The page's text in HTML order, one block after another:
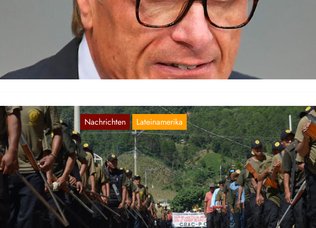
Aug. 4, 2026
Das Bekanntwerden von Drogenjunkies im Bundestag kommt immer
wieder vor. Volker Beck, ein Bundestagsabgeordneter der Grünen,
mit Crystal Meth…
Nachrichten Lateinamerika
Mexikanische CRAC-PF Demonstrationen in
Guerrero – Januar 2022
Feb. 17, 2022
In Ayuhaultempa, Region Montana, Bundesstaat Guerrero, Mexiko,
demonstrierten hunderte Nahua-Indigene gegen Drogenkriminalität und
Polizeikorruption. Die CRAC-PF (Coordinadora Regional de